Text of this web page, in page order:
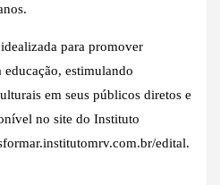
para promover
estimulando
em seus públicos diretos e
no site do Instituto
edital.